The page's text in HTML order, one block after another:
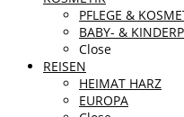
PFLEGE &
BABY- &
Close
REISEN
HEIMAT HARZ
EUROPA